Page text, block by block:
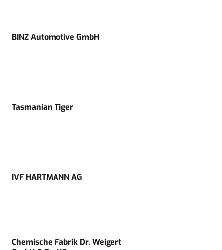
BINZ Automotive GmbH
Tasmanian Tiger
IVF HARTMANN AG
Chemische Fabrik Dr. Weigert